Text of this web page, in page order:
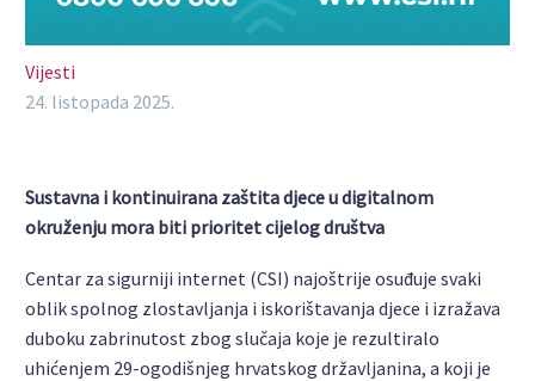
Vijesti
24. listopada 2025.
Sustavna i kontinuirana zaštita djece u digitalnom
okruženju mora biti prioritet cijelog društva
Centar za sigurniji internet (CSI) najoštrije osuđuje svaki
oblik spolnog zlostavljanja i iskorištavanja djece i izražava
duboku zabrinutost zbog slučaja koje je rezultiralo
uhićenjem 29-ogodišnjeg hrvatskog državljanina, a koji je